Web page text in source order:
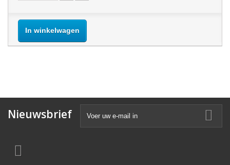
In winkelwagen
Nieuwsbrief